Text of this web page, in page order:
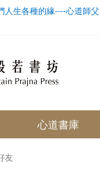
人生各種的緣----心道師父
心道書庫
友